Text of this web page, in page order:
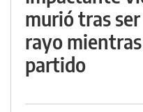
murió tras
rayo
partido